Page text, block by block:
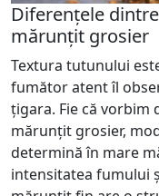
Diferențele
mărunțit grosier
Textura tutunului
fumător atent îl
țigara. Fie că
mărunțit grosier,
determină în mare
intensitatea fumului